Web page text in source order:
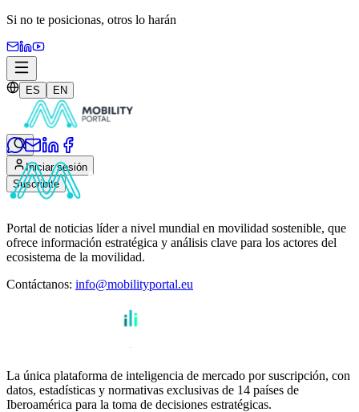
Si no te posicionas, otros lo harán
ES EN
Iniciar sesión
Suscribite
Portal de noticias líder a nivel mundial en movilidad sostenible, que
ofrece información estratégica y análisis clave para los actores del
ecosistema de la movilidad.
Contáctanos: info@mobilityportal.eu
La única plataforma de inteligencia de mercado por suscripción, con
datos, estadísticas y normativas exclusivas de 14 países de
Iberoamérica para la toma de decisiones estratégicas.